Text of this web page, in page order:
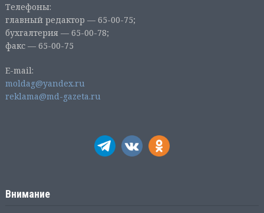
Телефоны:
главный редактор — 65-00-75;
бухгалтерия — 65-00-78;
факс — 65-00-75
E-mail:
moldag@yandex.ru
reklama@md-gazeta.ru
Внимание